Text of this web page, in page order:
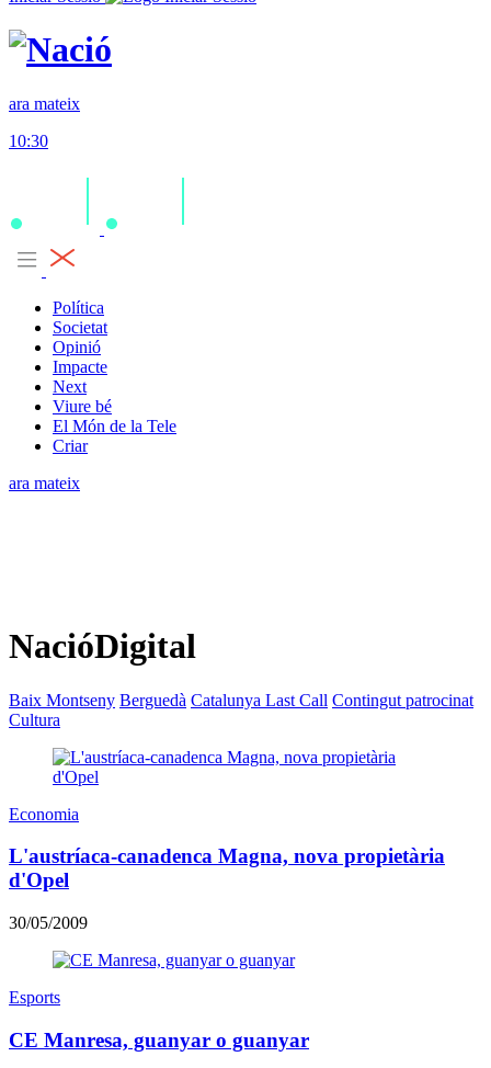
ara mateix
10:30
Política
Societat
Opinió
Impacte
Next
Viure bé
El Món de la Tele
Criar
ara mateix
NacióDigital
Baix Montseny Berguedà Catalunya Last Call Contingut patrocinat
Cultura
Economia
L'austríaca-canadenca Magna, nova propietària
d'Opel
30/05/2009
Esports
CE Manresa, guanyar o guanyar